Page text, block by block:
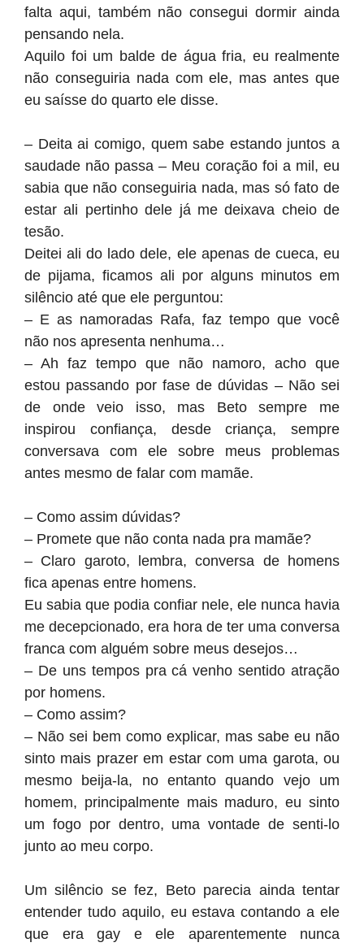
falta aqui, também não consegui dormir ainda
pensando nela.
Aquilo foi um balde de água fria, eu realmente
não conseguiria nada com ele, mas antes que
eu saísse do quarto ele disse.
– Deita ai comigo, quem sabe estando juntos a
saudade não passa – Meu coração foi a mil, eu
sabia que não conseguiria nada, mas só fato de
estar ali pertinho dele já me deixava cheio de
tesão.
Deitei ali do lado dele, ele apenas de cueca, eu
de pijama, ficamos ali por alguns minutos em
silêncio até que ele perguntou:
– E as namoradas Rafa, faz tempo que você
não nos apresenta nenhuma…
– Ah faz tempo que não namoro, acho que
estou passando por fase de dúvidas – Não sei
de onde veio isso, mas Beto sempre me
inspirou confiança, desde criança, sempre
conversava com ele sobre meus problemas
antes mesmo de falar com mamãe.
– Como assim dúvidas?
– Promete que não conta nada pra mamãe?
– Claro garoto, lembra, conversa de homens
fica apenas entre homens.
Eu sabia que podia confiar nele, ele nunca havia
me decepcionado, era hora de ter uma conversa
franca com alguém sobre meus desejos…
– De uns tempos pra cá venho sentido atração
por homens.
– Como assim?
– Não sei bem como explicar, mas sabe eu não
sinto mais prazer em estar com uma garota, ou
mesmo beija-la, no entanto quando vejo um
homem, principalmente mais maduro, eu sinto
um fogo por dentro, uma vontade de senti-lo
junto ao meu corpo.
Um silêncio se fez, Beto parecia ainda tentar
entender tudo aquilo, eu estava contando a ele
que era gay e ele aparentemente nunca